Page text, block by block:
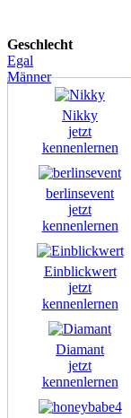
Geschlecht
Egal
Männer
Nikky
jetzt
kennenlernen
berlinsevent
jetzt
kennenlernen
Einblickwert
jetzt
kennenlernen
Diamant
jetzt
kennenlernen